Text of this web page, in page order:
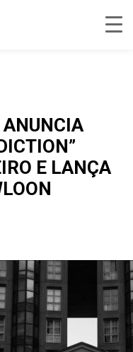
ANUNCIA
E LANÇA